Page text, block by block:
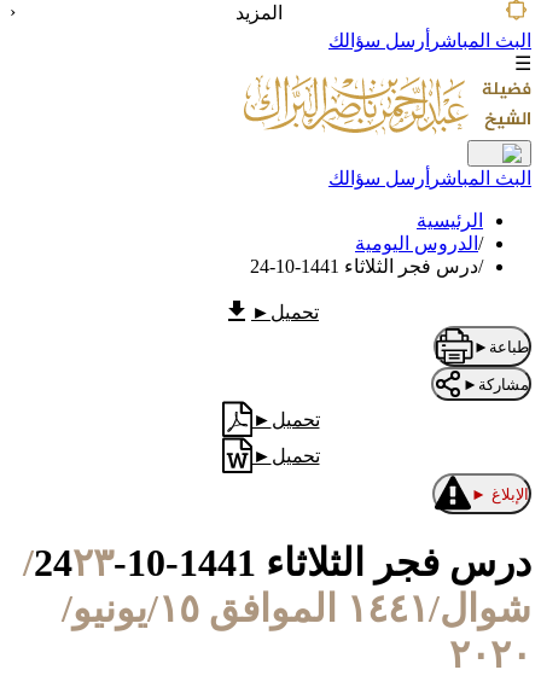
المزيد
‹
البث المباشر أرسل سؤالك
☰
البث المباشر أرسل سؤالك
الرئيسية
/ الدروس اليومية
/درس فجر الثلاثاء 1441-10-24
تحميل ►
طباعة ►
مشاركة ►
تحميل ►
تحميل ►
الإبلاغ ►
درس فجر الثلاثاء 1441-10-24
٢٣/
شوال/١٤٤١ الموافق ١٥/يونيو/
٢٠٢٠